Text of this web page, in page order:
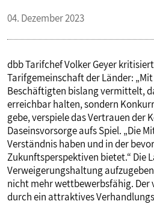
04. Dezember 2023
dbb Tarifchef Volker Geyer
Tarifgemeinschaft der Länder:
Beschäftigten bislang vermittelt,
erreichbar halten, sondern
gebe, verspiele das Vertrauen der
Daseinsvorsorge aufs Spiel. „Die
Verständnis haben und in der
Zukunftsperspektiven bietet.“ Die
Verweigerungshaltung
nicht mehr wettbewerbsfähig. Der
durch ein attraktives